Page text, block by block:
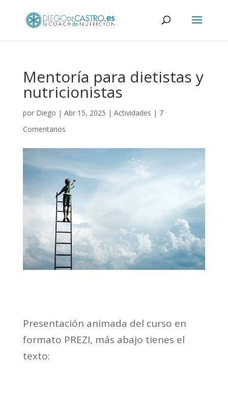
Mentoría para dietistas y
nutricionistas
por Diego | Abr 15, 2025 | Actividades | 7
Comentarios
Presentación animada del curso en
formato PREZI, más abajo tienes el
texto: